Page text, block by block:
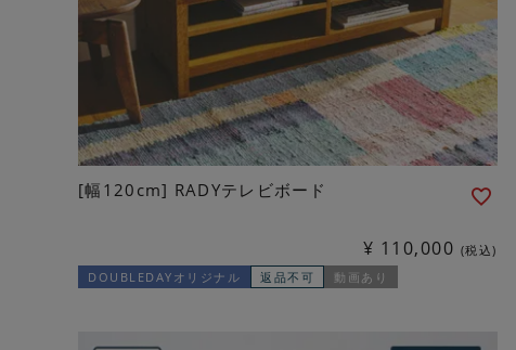
[幅120cm] RADYテレビボード
¥ 110,000
税込
DOUBLEDAYオリジナル
返品不可 動画あり